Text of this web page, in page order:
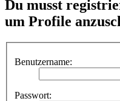
Du musst
um Profile
Benutzername:
Passwort: